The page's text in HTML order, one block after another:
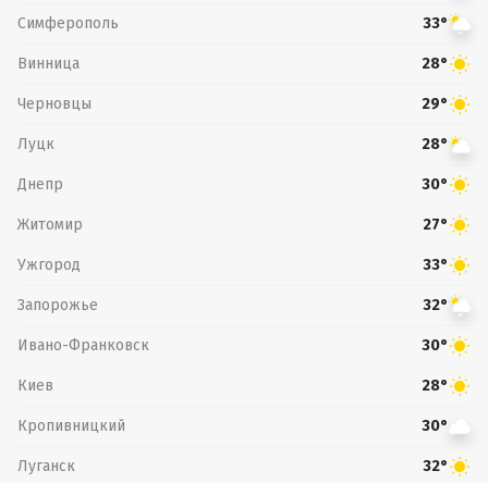
Симферополь 33°
Винница 28°
Черновцы 29°
Луцк 28°
Днепр 30°
Житомир 27°
Ужгород 33°
Запорожье 32°
Ивано-Франковск 30°
Киев 28°
Кропивницкий 30°
Луганск 32°